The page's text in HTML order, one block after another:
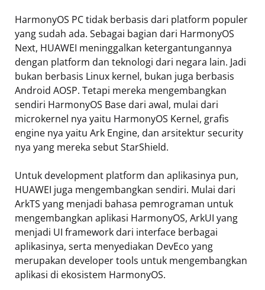
HarmonyOS PC tidak berbasis dari platform populer
yang sudah ada. Sebagai bagian dari HarmonyOS
Next, HUAWEI meninggalkan ketergantungannya
dengan platform dan teknologi dari negara lain. Jadi
bukan berbasis Linux kernel, bukan juga berbasis
Android AOSP. Tetapi mereka mengembangkan
sendiri HarmonyOS Base dari awal, mulai dari
microkernel nya yaitu HarmonyOS Kernel, grafis
engine nya yaitu Ark Engine, dan arsitektur security
nya yang mereka sebut StarShield.
Untuk development platform dan aplikasinya pun,
HUAWEI juga mengembangkan sendiri. Mulai dari
ArkTS yang menjadi bahasa pemrograman untuk
mengembangkan aplikasi HarmonyOS, ArkUI yang
menjadi UI framework dari interface berbagai
aplikasinya, serta menyediakan DevEco yang
merupakan developer tools untuk mengembangkan
aplikasi di ekosistem HarmonyOS.